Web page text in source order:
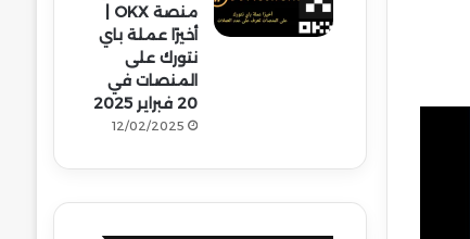
أخيرًا عملة باي
نتورك على
المنصات في
20 فبراير 2025
12/02/2025